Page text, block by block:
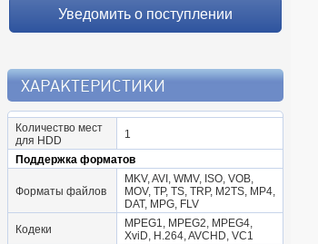
Уведомить о поступлении
ХАРАКТЕРИСТИКИ
Количество мест
для HDD
1
Поддержка форматов
Форматы файлов
MKV, AVI, WMV, ISO, VOB,
MOV, TP, TS, TRP, M2TS, MP4,
DAT, MPG, FLV
Кодеки
MPEG1, MPEG2, MPEG4,
XviD, H.264, AVCHD, VC1